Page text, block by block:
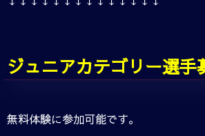
ジュニアカテゴリー選手
無料体験に参加可能です。